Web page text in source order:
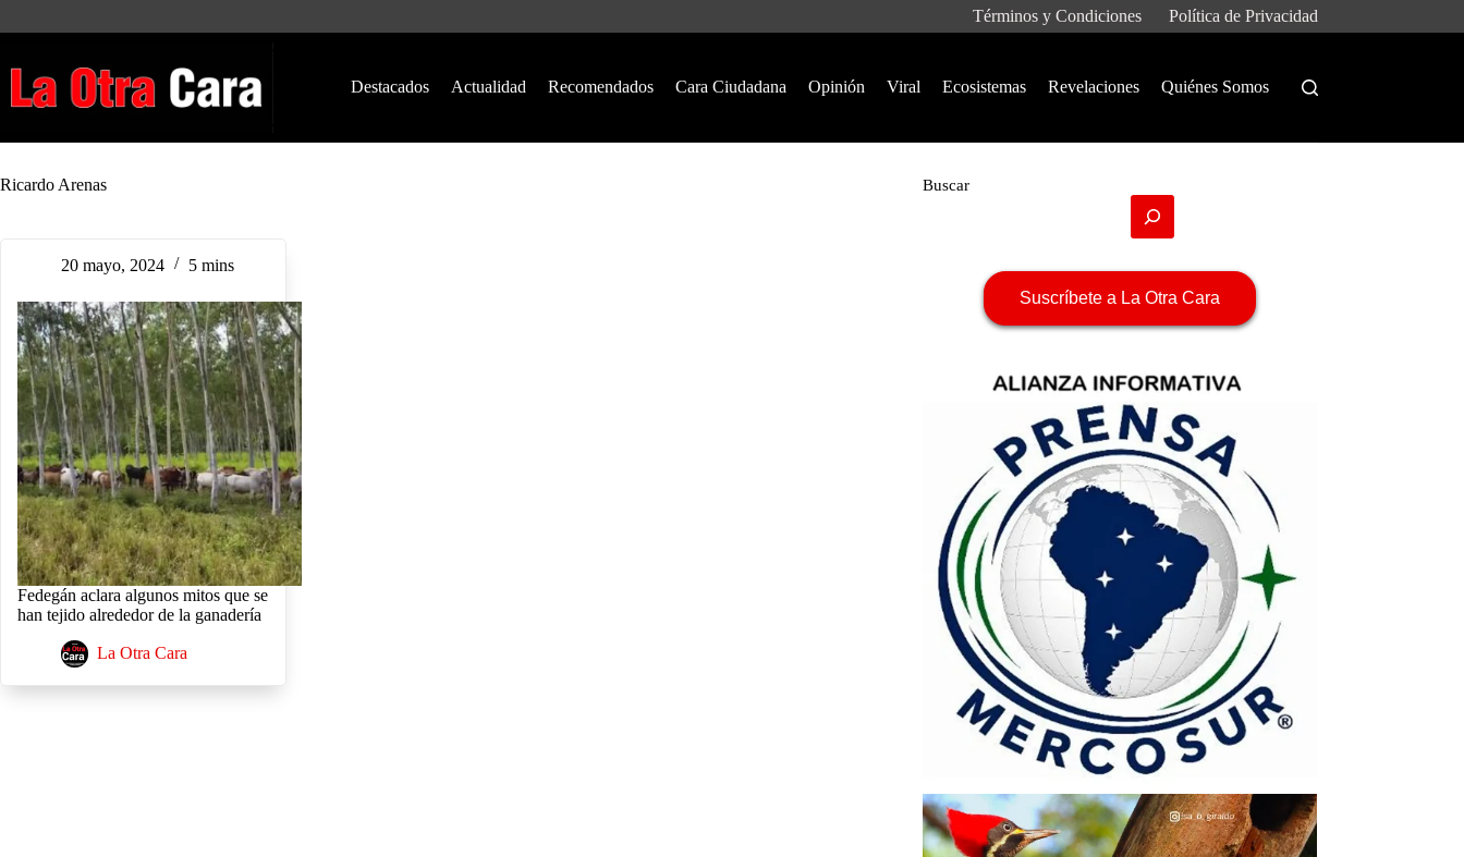
Términos y Condiciones Política de Privacidad
Destacados Actualidad Recomendados Cara Ciudadana Opinión Viral Ecosistemas Revelaciones Quiénes Somos
Ricardo Arenas
20 mayo, 2024 5 mins
Fedegán aclara algunos mitos que se
han tejido alrededor de la ganadería
La Otra Cara
Buscar
Suscríbete a La Otra Cara